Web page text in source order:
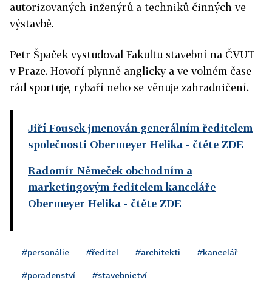
autorizovaných inženýrů a techniků činných ve
výstavbě.
Petr Špaček vystudoval Fakultu stavební na ČVUT
v Praze. Hovoří plynně anglicky a ve volném čase
rád sportuje, rybaří nebo se věnuje zahradničení.
Jiří Fousek jmenován generálním ředitelem
společnosti Obermeyer Helika - čtěte ZDE
Radomír Němeček obchodním a
marketingovým ředitelem kanceláře
Obermeyer Helika - čtěte ZDE
#personálie #ředitel #architekti #kancelář
#poradenství #stavebnictví